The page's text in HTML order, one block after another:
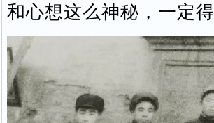
和心想这么神秘，一定得